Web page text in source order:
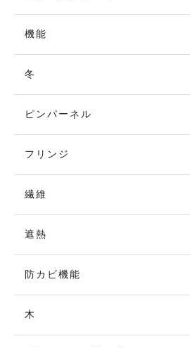
機能
冬
ピンパーネル
フリンジ
繊維
遮熱
防カビ機能
木